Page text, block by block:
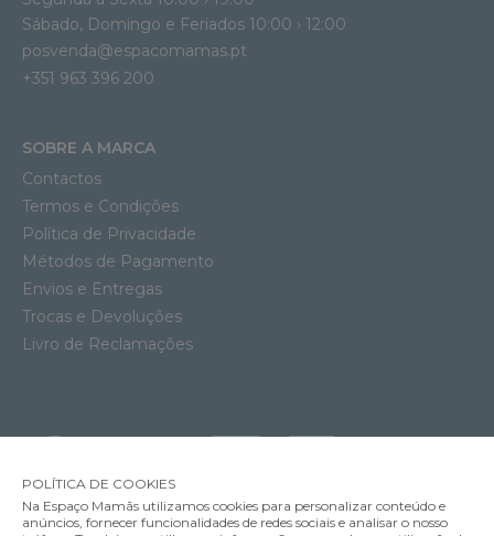
Sábado, Domingo e Feriados 10:00 › 12:00
posvenda@espacomamas.pt
+351 963 396 200
SOBRE A MARCA
Contactos
Termos e Condições
Política de Privacidade
Métodos de Pagamento
Envios e Entregas
Trocas e Devoluções
Livro de Reclamações
POLÍTICA DE COOKIES
Na Espaço Mamãs utilizamos cookies para personalizar conteúdo e
anúncios, fornecer funcionalidades de redes sociais e analisar o nosso